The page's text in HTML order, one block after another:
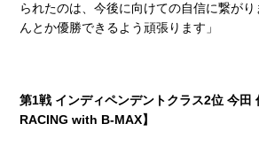
られたのは、今後に向けての⾃信に繋が
んとか優勝できるよう頑張ります」
第1戦 インディペンデントクラス2位 今⽥
RACING with B-MAX】